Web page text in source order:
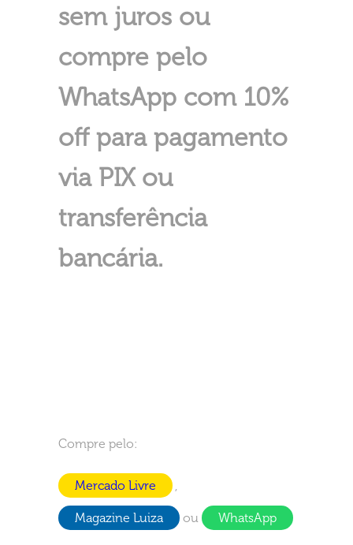
sem juros ou
compre pelo
WhatsApp com 10%
off para pagamento
via PIX ou
transferência
bancária.
Compre pelo:
Mercado Livre ,
Magazine Luiza ou WhatsApp